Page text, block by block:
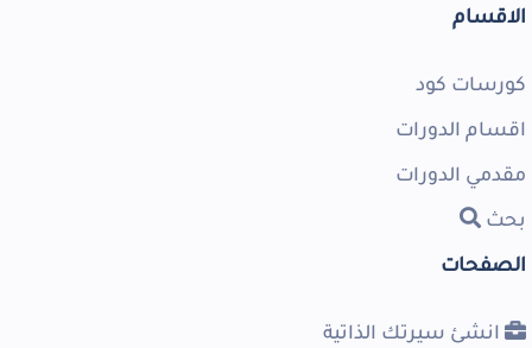
الاقسام
كورسات كود
اقسام الدورات
مقدمي الدورات
بحث
الصفحات
انشئ سيرتك الذاتية